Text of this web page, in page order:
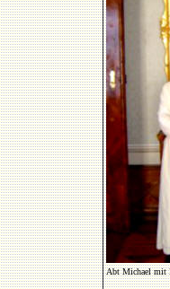
Abt Michael mit